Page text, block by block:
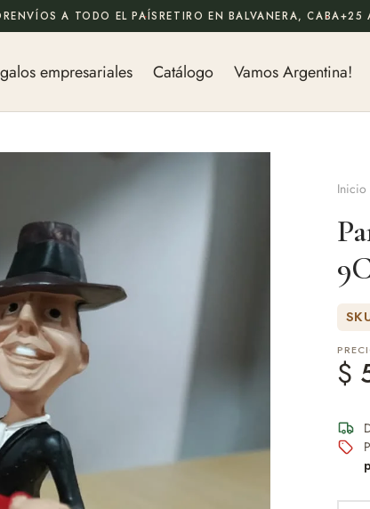
empresariales Catálogo Vamos Argentina!
Inicio
$
ENVÍOS A TODO EL PAÍSRETIRO EN BALVANERA, CABA+25